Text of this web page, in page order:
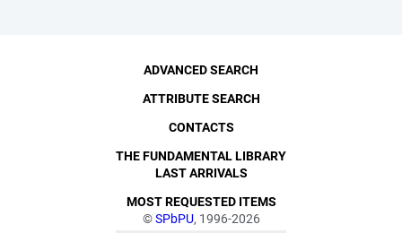
©SPbPU, 1996-2026
ADVANCED SEARCH
ATTRIBUTE SEARCH
CONTACTS
THE FUNDAMENTAL LIBRARY
LAST ARRIVALS
MOST REQUESTED ITEMS